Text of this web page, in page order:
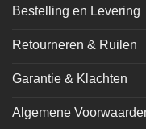
Bestelling en Levering
Retourneren & Ruilen
Garantie & Klachten
Algemene